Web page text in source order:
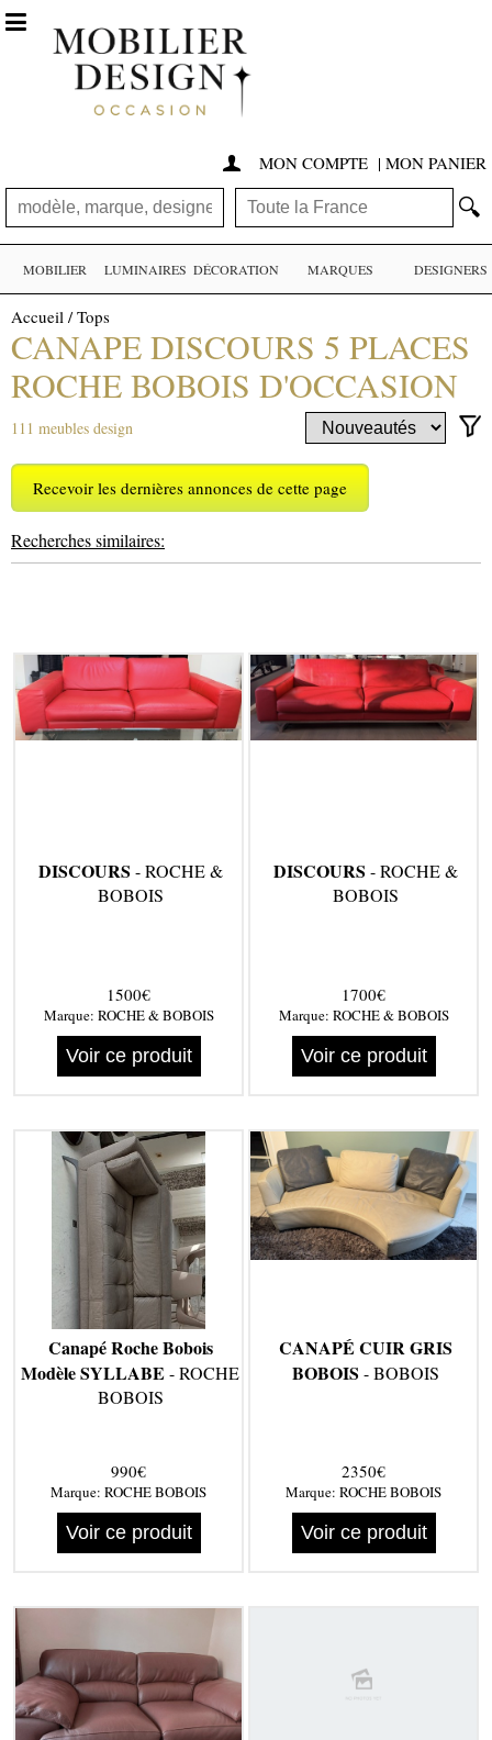
 MON COMPTE | MON PANIER
🔍

MOBILIER LUMINAIRES DÉCORATION MARQUES DESIGNERS
Accueil /Tops
CANAPE DISCOURS 5 PLACES
ROCHE BOBOIS D'OCCASION
111 meubles design
Recevoir les dernières annonces de cette page
Recherches similaires:
DISCOURS - ROCHE &
BOBOIS
1500€
Marque: ROCHE & BOBOIS
Voir ce produit
DISCOURS - ROCHE &
BOBOIS
1700€
Marque: ROCHE & BOBOIS
Voir ce produit
Canapé Roche Bobois
Modèle SYLLABE - ROCHE
BOBOIS
990€
Marque: ROCHE BOBOIS
Voir ce produit
CANAPÉ CUIR GRIS
BOBOIS - BOBOIS
2350€
Marque: ROCHE BOBOIS
Voir ce produit